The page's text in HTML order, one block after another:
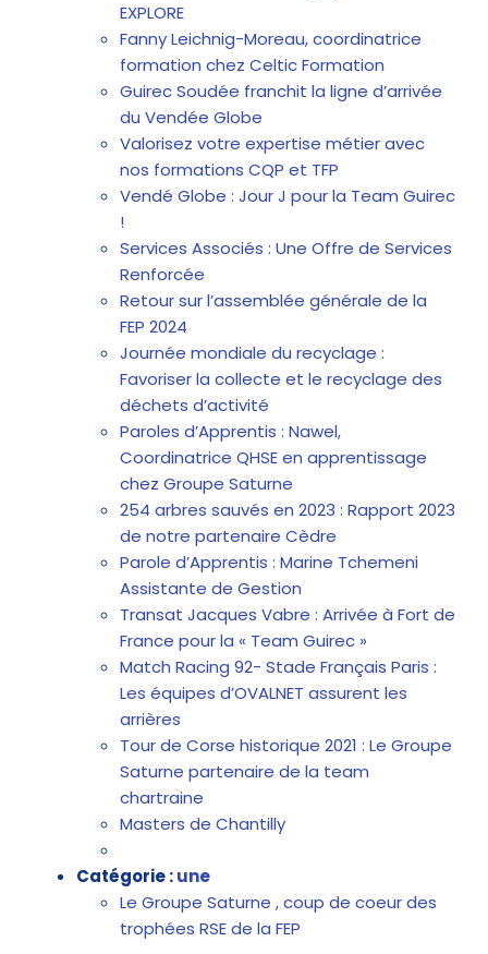
EXPLORE
Fanny Leichnig-Moreau, coordinatrice
formation chez Celtic Formation
Guirec Soudée franchit la ligne d’arrivée
du Vendée Globe
Valorisez votre expertise métier avec
nos formations CQP et TFP
Vendé Globe : Jour J pour la Team Guirec
!
Services Associés : Une Offre de Services
Renforcée
Retour sur l’assemblée générale de la
FEP 2024
Journée mondiale du recyclage :
Favoriser la collecte et le recyclage des
déchets d’activité
Paroles d’Apprentis : Nawel,
Coordinatrice QHSE en apprentissage
chez Groupe Saturne
254 arbres sauvés en 2023 : Rapport 2023
de notre partenaire Cèdre
Parole d’Apprentis : Marine Tchemeni
Assistante de Gestion
Transat Jacques Vabre : Arrivée à Fort de
France pour la « Team Guirec »
Match Racing 92- Stade Français Paris :
Les équipes d’OVALNET assurent les
arrières
Tour de Corse historique 2021 : Le Groupe
Saturne partenaire de la team
chartraine
Masters de Chantilly
Catégorie :une
Le Groupe Saturne , coup de coeur des
trophées RSE de la FEP